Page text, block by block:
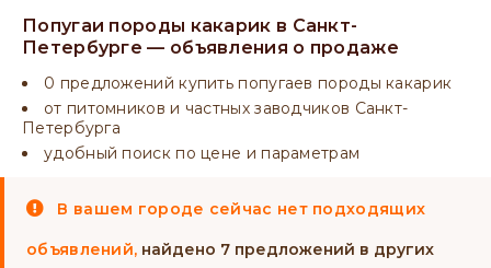
Попугаи породы какарик в Санкт-
Петербурге — объявления о продаже
0 предложений купить попугаев породы какарик
от питомников и частных заводчиков Санкт-
Петербурга
удобный поиск по цене и параметрам
В вашем городе сейчас нет подходящих
объявлений, найдено 7 предложений в других